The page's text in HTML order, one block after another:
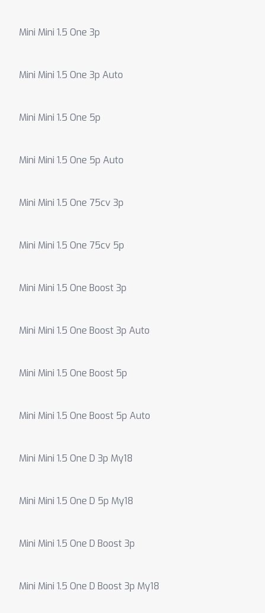
Mini Mini 1.5 One 3p
Mini Mini 1.5 One 3p Auto
Mini Mini 1.5 One 5p
Mini Mini 1.5 One 5p Auto
Mini Mini 1.5 One 75cv 3p
Mini Mini 1.5 One 75cv 5p
Mini Mini 1.5 One Boost 3p
Mini Mini 1.5 One Boost 3p Auto
Mini Mini 1.5 One Boost 5p
Mini Mini 1.5 One Boost 5p Auto
Mini Mini 1.5 One D 3p My18
Mini Mini 1.5 One D 5p My18
Mini Mini 1.5 One D Boost 3p
Mini Mini 1.5 One D Boost 3p My18